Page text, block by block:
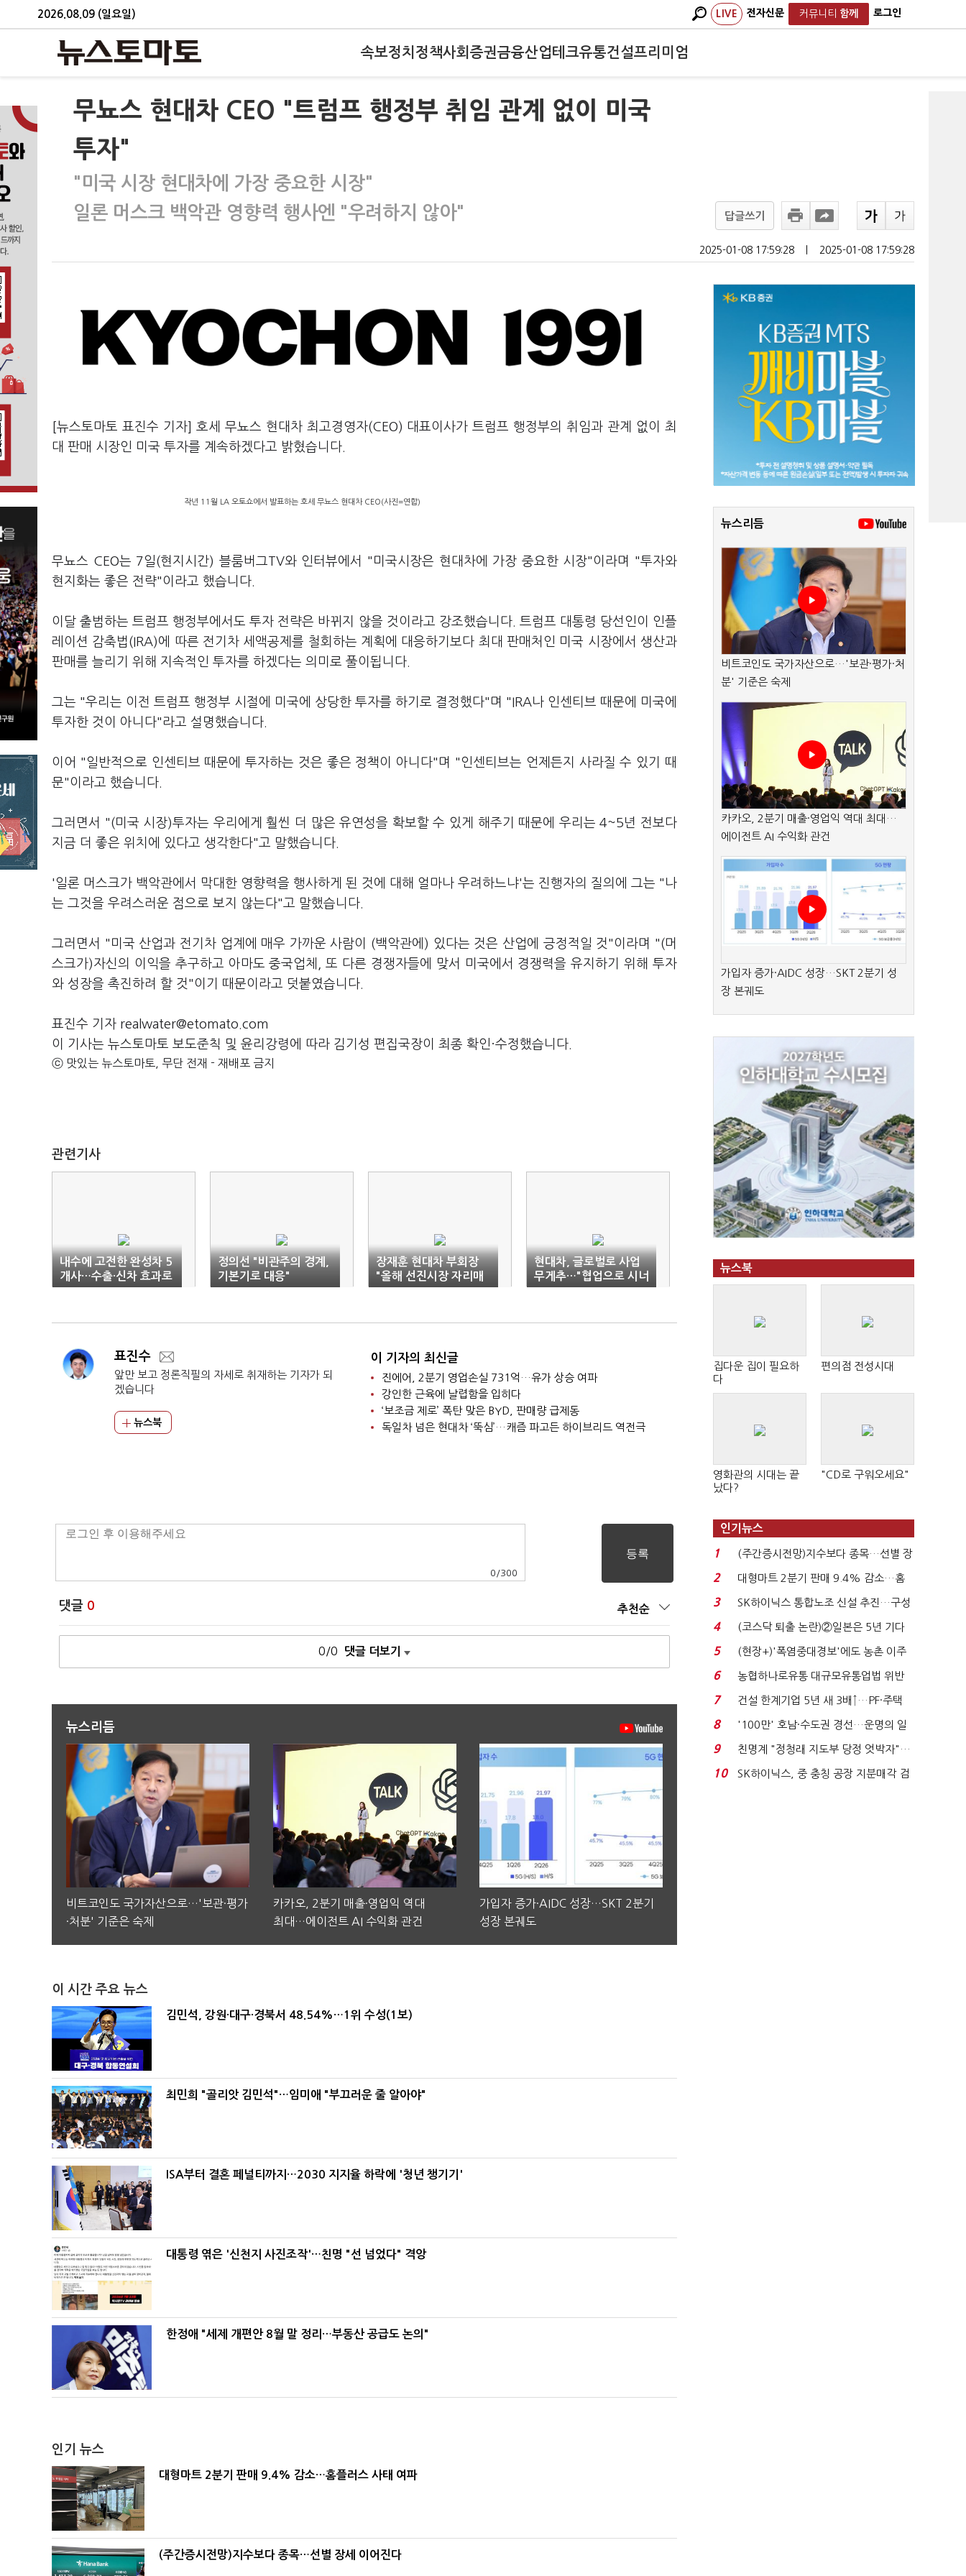
2026.08.09 (일요일) LIVE 전자신문 커뮤니티 함께 로그인
속보정치 정책사회 증권금융산업테크유통건설프리미엄
무뇨스 현대차 CEO "트럼프 행정부 취임 관계 없이 미국
투자"
"미국 시장 현대차에 가장 중요한 시장"
일론 머스크 백악관 영향력 행사엔 "우려하지 않아"
답글쓰기
2025-01-08 17:59:28 2025-01-08 17:59:28
[뉴스토마토 표진수 기자] 호세 무뇨스 현대차 최고경영자(CEO) 대표이사가 트럼프 행정부의 취임과 관계 없이 최
대 판매 시장인 미국 투자를 계속하겠다고 밝혔습니다.
작년 11월 LA 오토쇼에서 발표하는 호세 무뇨스 현대차 CEO(사진=연합)
무뇨스 CEO는 7일(현지시간) 블룸버그TV와 인터뷰에서 "미국시장은 현대차에 가장 중요한 시장"이라며 "투자와
현지화는 좋은 전략"이라고 했습니다.
이달 출범하는 트럼프 행정부에서도 투자 전략은 바뀌지 않을 것이라고 강조했습니다. 트럼프 대통령 당선인이 인플
레이션 감축법(IRA)에 따른 전기차 세액공제를 철회하는 계획에 대응하기보다 최대 판매처인 미국 시장에서 생산과
판매를 늘리기 위해 지속적인 투자를 하겠다는 의미로 풀이됩니다.
그는 "우리는 이전 트럼프 행정부 시절에 미국에 상당한 투자를 하기로 결정했다"며 "IRA나 인센티브 때문에 미국에
투자한 것이 아니다"라고 설명했습니다.
이어 "일반적으로 인센티브 때문에 투자하는 것은 좋은 정책이 아니다"며 "인센티브는 언제든지 사라질 수 있기 때
문"이라고 했습니다.
그러면서 "(미국 시장)투자는 우리에게 훨씬 더 많은 유연성을 확보할 수 있게 해주기 때문에 우리는 4~5년 전보다
지금 더 좋은 위치에 있다고 생각한다"고 말했습니다.
'일론 머스크가 백악관에서 막대한 영향력을 행사하게 된 것에 대해 얼마나 우려하느냐'는 진행자의 질의에 그는 "나
는 그것을 우려스러운 점으로 보지 않는다"고 말했습니다.
그러면서 "미국 산업과 전기차 업계에 매우 가까운 사람이 (백악관에) 있다는 것은 산업에 긍정적일 것"이라며 "(머
스크가)자신의 이익을 추구하고 아마도 중국업체, 또 다른 경쟁자들에 맞서 미국에서 경쟁력을 유지하기 위해 투자
와 성장을 촉진하려 할 것"이기 때문이라고 덧붙였습니다.
표진수 기자 realwater@etomato.com
이 기사는 뉴스토마토 보도준칙 및 윤리강령에 따라 김기성 편집국장이 최종 확인·수정했습니다.
ⓒ 맛있는 뉴스토마토, 무단 전재 - 재배포 금지
관련기사
내수에 고전한 완성차 5
개사…수출·신차 효과로
판매량 선방
정의선 "비관주의 경계,
기본기로 대응"
장재훈 현대차 부회장
"올해 선진시장 자리매
김 공고히"
현대차, 글로벌로 사업
무게추…"협업으로 시너
지"
표진수
앞만 보고 정론직필의 자세로 취재하는 기자가 되
겠습니다
뉴스북
이 기자의 최신글
진에어, 2분기 영업손실 731억…유가 상승 여파
강인한 근육에 날렵함을 입히다
‘보조금 제로’ 폭탄 맞은 BYD, 판매량 급제동
독일차 넘은 현대차 ‘뚝심’…캐즘 파고든 하이브리드 역전극
0 /300
댓글 0 추천순
0/0 댓글 더보기
뉴스리듬
비트코인도 국가자산으로…'보관·평가
·처분' 기준은 숙제
카카오, 2분기 매출·영업익 역대
최대…에이전트 AI 수익화 관건
가입자 증가·AIDC 성장…SKT 2분기
성장 본궤도
이 시간 주요 뉴스
김민석, 강원·대구·경북서 48.54%…1위 수성(1보)
최민희 "골리앗 김민석"…임미애 "부끄러운 줄 알아야"
ISA부터 결혼 페널티까지…2030 지지율 하락에 '청년 챙기기'
대통령 엮은 '신천지 사진조작'…친명 "선 넘었다" 격앙
한정애 "세제 개편안 8월 말 정리…부동산 공급도 논의"
인기 뉴스
대형마트 2분기 판매 9.4% 감소…홈플러스 사태 여파
(주간증시전망)지수보다 종목…선별 장세 이어진다
뉴스리듬
비트코인도 국가자산으로…'보관·평가·처
분' 기준은 숙제
카카오, 2분기 매출·영업익 역대 최대…
에이전트 AI 수익화 관건
가입자 증가·AIDC 성장…SKT 2분기 성
장 본궤도
뉴스북
집다운 집이 필요하
다
편의점 전성시대
영화관의 시대는 끝
났다?
"CD로 구워오세요"
인기뉴스
1
(주간증시전망)지수보다 종목…선별 장
세 이어진다...
2
대형마트 2분기 판매 9.4% 감소…홈
플러스 사태 여파...
3
SK하이닉스 통합노조 신설 추진…구성
원 간 성과급 불...
4
(코스닥 퇴출 논란)②일본은 5년 기다
려주는데 우리는 ...
5
(현장+)'폭염중대경보'에도 농촌 이주
노동자는 강행군…'야...
6
농협하나로유통 대규모유통업법 위반
적발…공정위, 과...
7
건설 한계기업 5년 새 3배↑…PF·주택
침체에 재무 ...
8
'100만' 호남·수도권 경선…운명의 일
주일
9
친명계 "정청래 지도부 당정 엇박자"…
친청계 "신천지 오...
10
SK하이닉스, 중 충칭 공장 지분매각 검